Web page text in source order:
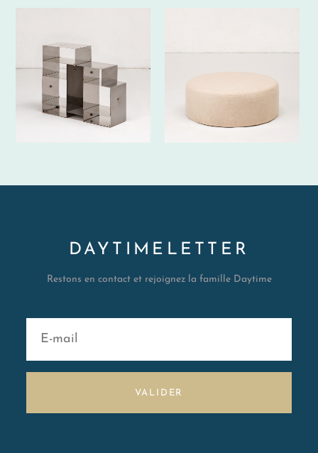
DAYTIMELETTER
Restons en contact et rejoignez la famille Daytime
VALIDER